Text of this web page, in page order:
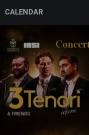
CALENDAR